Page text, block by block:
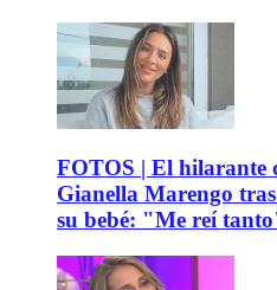
FOTOS | El hilarante
Gianella Marengo
su bebé: "Me reí